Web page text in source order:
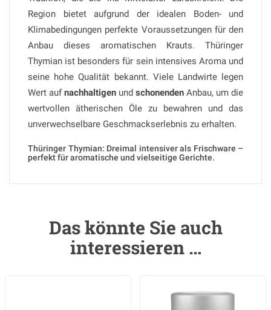
Region bietet aufgrund der idealen Boden- und
Klimabedingungen perfekte Voraussetzungen für den
Anbau dieses aromatischen Krauts. Thüringer
Thymian ist besonders für sein intensives Aroma und
seine hohe Qualität bekannt. Viele Landwirte legen
Wert aufnachhaltigen und schonenden Anbau, um die
wertvollen ätherischen Öle zu bewahren und das
unverwechselbare Geschmackserlebnis zu erhalten.
Thüringer Thymian: Dreimal intensiver als Frischware –
perfekt für aromatische und vielseitige Gerichte.
Das könnte Sie auch
interessieren …